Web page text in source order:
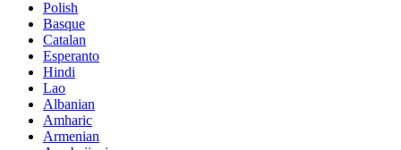
Polish
Basque
Catalan
Esperanto
Hindi
Lao
Albanian
Amharic
Armenian